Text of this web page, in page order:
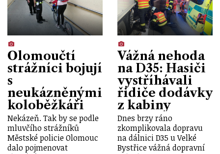
Olomoučtí
strážníci bojují
s
neukázněnými
koloběžkáři
Nekázeň. Tak by se podle
mluvčího strážníků
Městské policie Olomouc
dalo pojmenovat
Vážná nehoda
na D35: Hasiči
vystříhávali
řidiče dodávky
z kabiny
Dnes brzy ráno
zkomplikovala dopravu
na dálnici D35 u Velké
Bystřice vážná dopravní